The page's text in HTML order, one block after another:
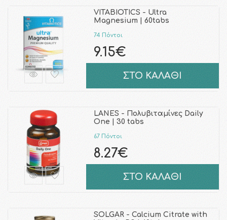
VITABIOTICS - Ultra
Magnesium | 60tabs
74 Πόντοι
9.15€
ΣΤΟ ΚΑΛΑΘΙ
LANES - Πολυβιταμίνες Daily
One | 30 tabs
67 Πόντοι
8.27€
ΣΤΟ ΚΑΛΑΘΙ
SOLGAR - Calcium Citrate with